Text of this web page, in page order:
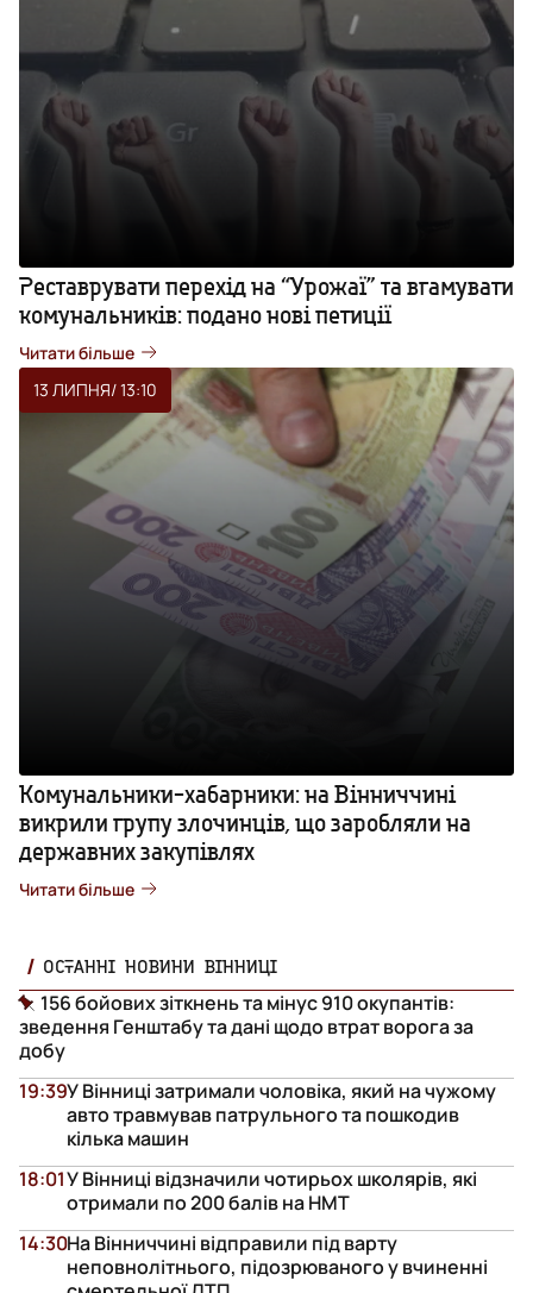
Реставрувати перехід на “Урожаї” та вгамувати
комунальників: подано нові петиції
Читати більше
13 ЛИПНЯ/ 13:10
Комунальники-хабарники: на Вінниччині
викрили групу злочинців, що заробляли на
державних закупівлях
Читати більше
ОСТАННІ НОВИНИ ВІННИЦІ
156 бойових зіткнень та мінус 910 окупантів:
зведення Генштабу та дані щодо втрат ворога за
добу
У Вінниці затримали чоловіка, який на чужому
авто травмував патрульного та пошкодив
кілька машин
19:39
У Вінниці відзначили чотирьох школярів, які
отримали по 200 балів на НМТ
18:01
На Вінниччині відправили під варту
неповнолітнього, підозрюваного у вчиненні
14:30